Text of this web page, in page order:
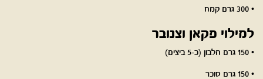
• 300 גרם קמח
למילוי פקאן וצנובר
• 150 גרם חלבון (כ-5 ביצים)
• 150 גרם סוכר